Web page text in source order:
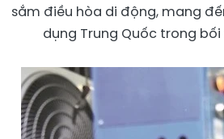
sắm điều hòa di động, mang
dụng Trung Quốc trong